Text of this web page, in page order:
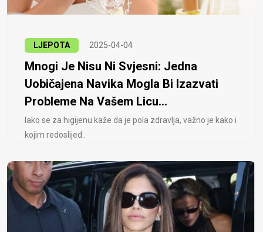
LJEPOTA 2025-04-04
Mnogi Je Nisu Ni Svjesni: Jedna
Uobičajena Navika Mogla Bi Izazvati
Probleme Na Vašem Licu...
Iako se za higijenu kaže da je pola zdravlja, važno je kako i
kojim redoslijed..